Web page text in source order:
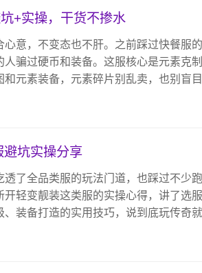
+实操，干货不掺水
意，不变态也不肝。之前踩过快餐服的
骗过硬币和装备。这服核心是元素克制
元素装备，元素碎片别乱卖，也别盲
避坑实操分享
了全品类服的玩法门道，也踩过不少
轻变靓装这类服的实操心得，讲了选
装备打造的实用技巧，说到底玩传奇